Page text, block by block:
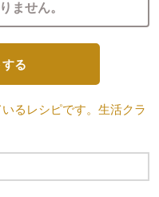
ません。
る
るレシピです。生活クラ
きます。